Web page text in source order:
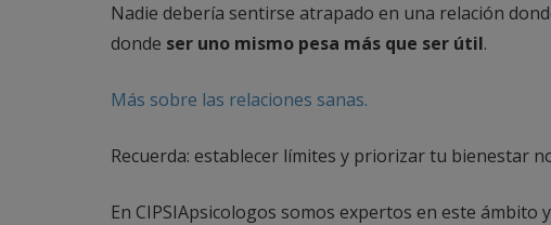
Nadie debería sentirse atrapado en una relación
donde ser uno mismo pesa más que ser útil.
Más sobre las relaciones sanas.
Recuerda: establecer límites y priorizar tu bienestar
En CIPSIApsicologos somos expertos en este ámbito